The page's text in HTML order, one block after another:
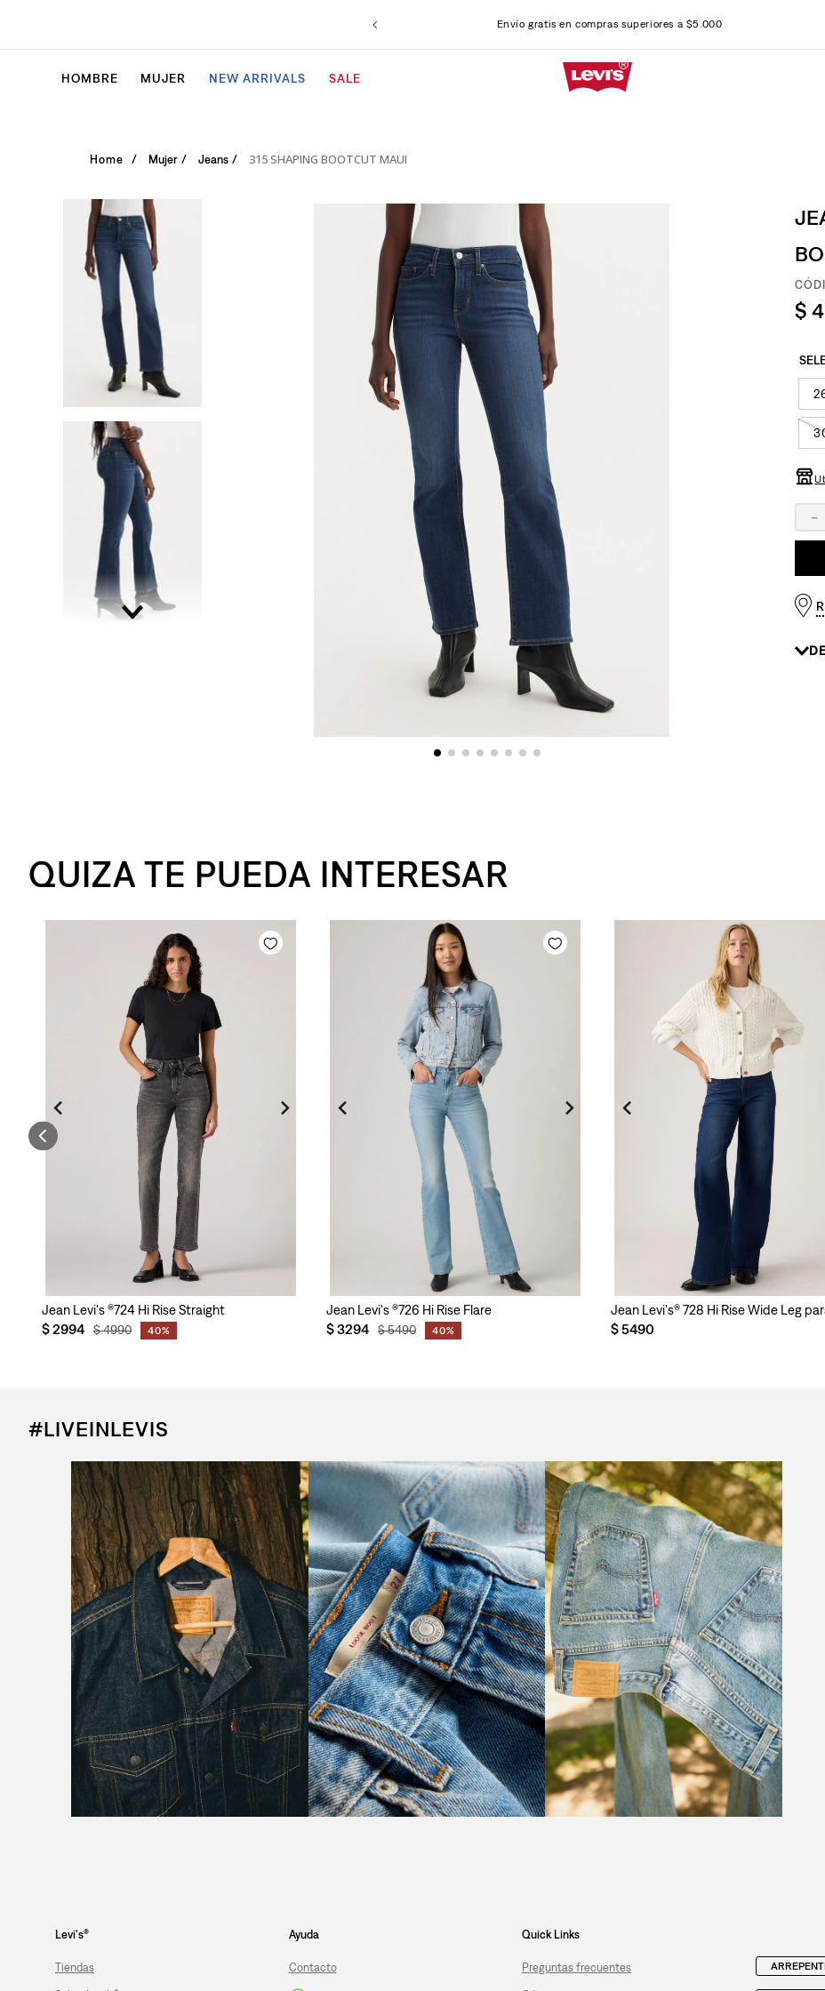
Envío gratis en compras superiores a $5.000
HOMBRE MUJER NEW ARRIVALS SALE
Mujer Jeans 315 SHAPING BOOTCUT MAUI
$
－
QUIZA TE PUEDA INTERESAR
para Mujer
Jean Levi's ®724 Hi Rise Straight
$2994 $4990 40%
Jean Levi's ®726 Hi Rise Flare
$3294 $5490 40%
Jean Levi's® 728 Hi Rise Wide Leg
$5490
#LIVEINLEVIS
Levi's®
Tiendas
Ayuda
Contacto
Quick Links
Preguntas frecuentes